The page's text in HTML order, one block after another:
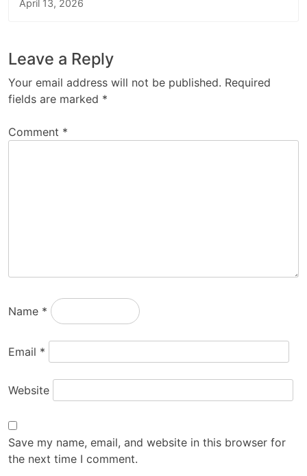
April 13, 2026
Leave a Reply
Your email address will not be published. Required
fields are marked *
Comment *
Name *
Email *
Website
Save my name, email, and website in this browser for
the next time I comment.